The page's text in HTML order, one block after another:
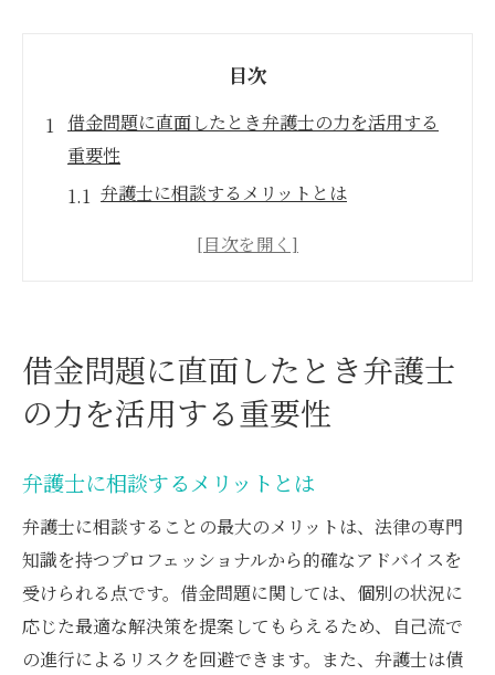
目次
借金問題に直面したとき弁護士の力を活用する
重要性
弁護士に相談するメリットとは
初めての相談で準備すべきポイント
弁護士と共に知っておくべき法律知識
弁護士と共に再生計画を策定し新たな未来を描
再生計画の基本的な流れ
計画策定における弁護士の役割
個人再生の成功事例から学ぶ
弁護士と共に作る長期的な財務計画
再生計画で考慮すべき重要ポイント
借金問題に直面したとき弁護士
の力を活用する重要性
弁護士に相談するメリットとは
弁護士に相談することの最大のメリットは、法律の専門
知識を持つプロフェッショナルから的確なアドバイスを
受けられる点です。借金問題に関しては、個別の状況に
応じた最適な解決策を提案してもらえるため、自己流で
の進行によるリスクを回避できます。また、弁護士は債